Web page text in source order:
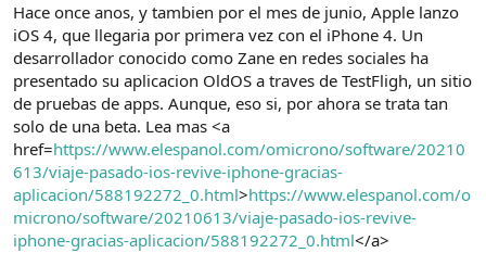
Hace once anos, y tambien por el mes de junio, Apple lanzo
iOS 4, que llegaria por primera vez con el iPhone 4. Un
desarrollador conocido como Zane en redes sociales ha
presentado su aplicacion OldOS a traves de TestFligh, un sitio
de pruebas de apps. Aunque, eso si, por ahora se trata tan
solo de una beta. Lea mas <a
href=https://www.elespanol.com/omicrono/software/20210
613/viaje-pasado-ios-revive-iphone-gracias-
aplicacion/588192272_0.html>https://www.elespanol.com/o
microno/software/20210613/viaje-pasado-ios-revive-
iphone-gracias-aplicacion/588192272_0.html</a>